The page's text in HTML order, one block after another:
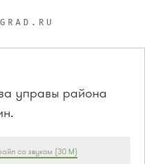
управы района
со звуком (30 М)